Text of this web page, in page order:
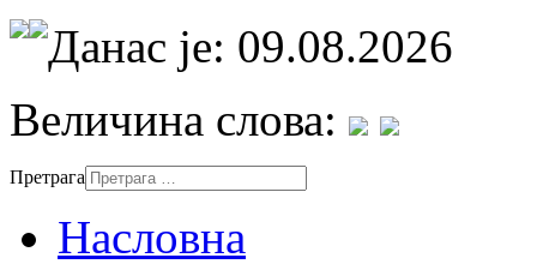
Данас је: 09.08.2026
Величина слова:
Претрага
Насловна